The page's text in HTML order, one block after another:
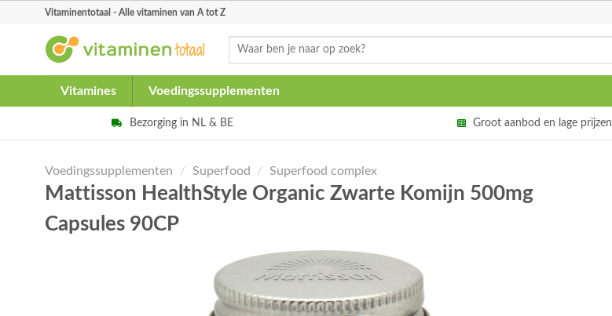
Vitaminentotaal - Alle vitaminen van A tot Z
Zoeken
Vitamines Voedingssupplementen
Bezorging in NL & BE Groot aanbod en lage prijzen
Voedingssupplementen / Superfood / Superfood complex
Mattisson HealthStyle Organic Zwarte Komijn 500mg
Capsules 90CP